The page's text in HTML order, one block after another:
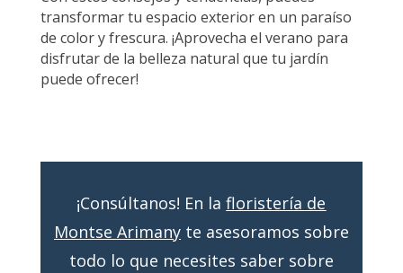
transformar tu espacio exterior en un paraíso
de color y frescura. ¡Aprovecha el verano para
disfrutar de la belleza natural que tu jardín
puede ofrecer!
¡Consúltanos! En lafloristería de
Montse Arimanyte asesoramos sobre
todo lo que necesites saber sobre